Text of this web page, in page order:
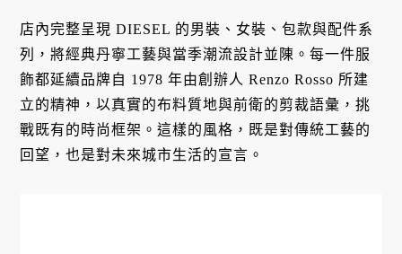
店內完整呈現 DIESEL 的男裝、女裝、包款與配件系
列，將經典丹寧工藝與當季潮流設計並陳。每一件服
飾都延續品牌自 1978 年由創辦人 Renzo Rosso 所建
立的精神，以真實的布料質地與前衛的剪裁語彙，挑
戰既有的時尚框架。這樣的風格，既是對傳統工藝的
回望，也是對未來城市生活的宣言。